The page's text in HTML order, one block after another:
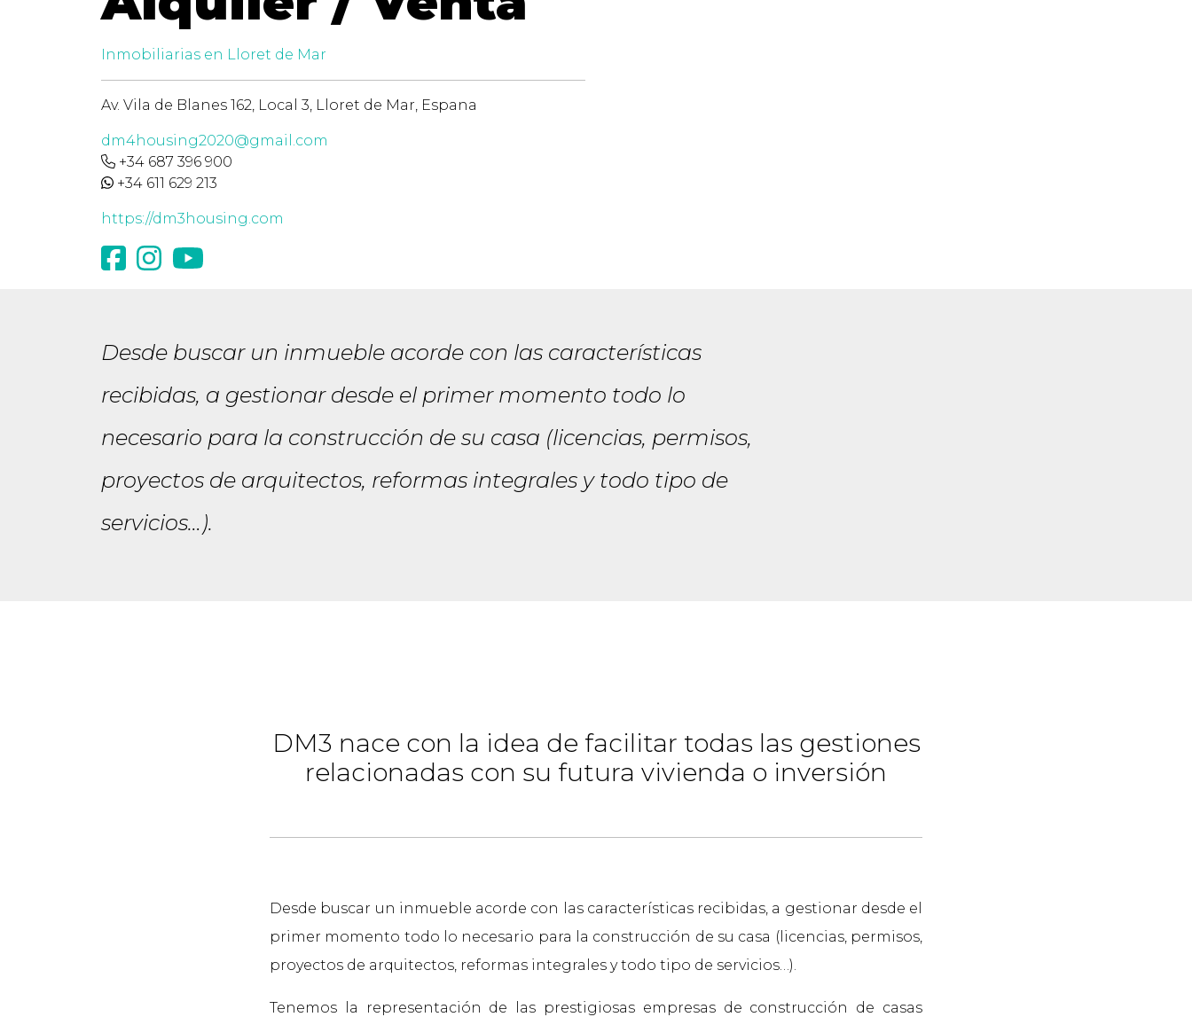
Inmobiliarias en Lloret de Mar
Av. Vila de Blanes 162, Local 3, Lloret de Mar, Espana
dm4housing2020@gmail.com
+34 687 396 900
+34 611 629 213
https://dm3housing.com
Desde buscar un inmueble acorde con las características
recibidas, a gestionar desde el primer momento todo lo
necesario para la construcción de su casa (licencias, permisos,
proyectos de arquitectos, reformas integrales y todo tipo de
servicios…).
DM3 nace con la idea de facilitar todas las gestiones
relacionadas con su futura vivienda o inversión
Desde buscar un inmueble acorde con las características recibidas, a gestionar desde el
primer momento todo lo necesario para la construcción de su casa (licencias, permisos,
proyectos de arquitectos, reformas integrales y todo tipo de servicios…).
Tenemos la representación de las prestigiosas empresas de construcción de casas